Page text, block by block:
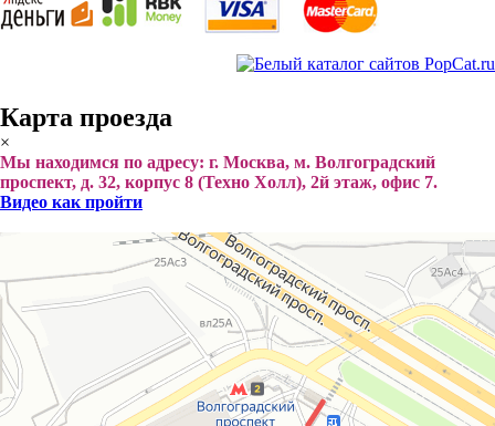
Карта проезда
×
Мы находимся по адресу: г. Москва, м. Волгоградский
проспект, д. 32, корпус 8 (Техно Холл), 2й этаж, офис 7.
Видео как пройти